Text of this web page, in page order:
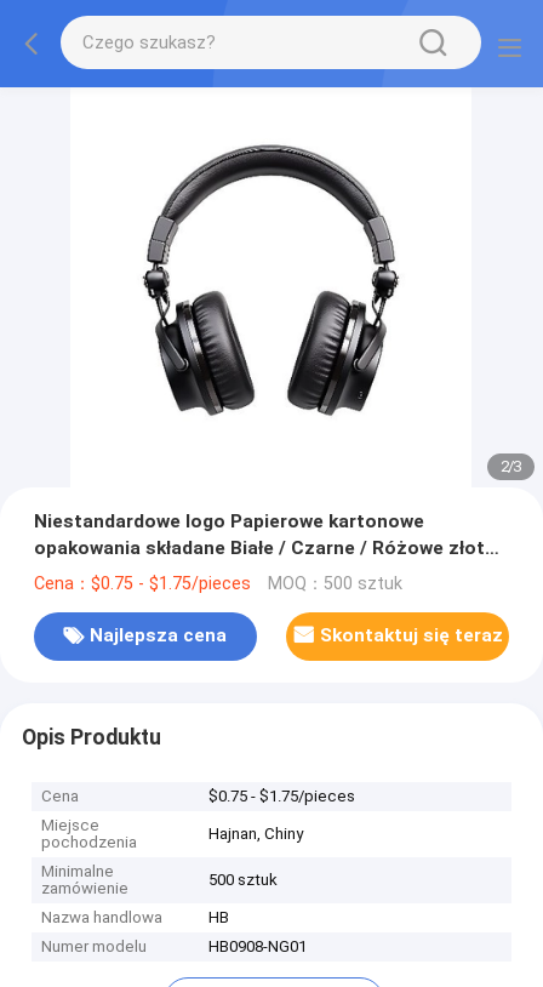
2/3
Niestandardowe logo Papierowe kartonowe
opakowania składane Białe / Czarne / Różowe złoto
Luksusowe magnetyczne pudełko prezentów z
Cena：$0.75 - $1.75/pieces MOQ：500 sztuk
Najlepsza cena Skontaktuj się teraz
Opis Produktu
Cena
$0.75 - $1.75/pieces
Miejsce
pochodzenia
Hajnan, Chiny
Minimalne
zamówienie
500 sztuk
Nazwa handlowa
HB
Numer modelu
HB0908-NG01